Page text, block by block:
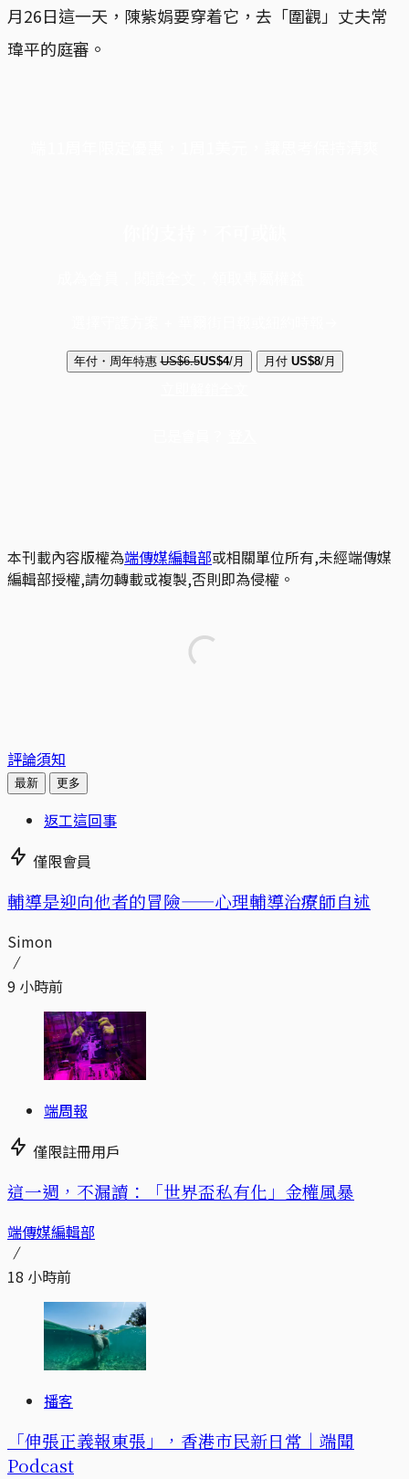
月26日這一天，陳紫娟要穿着它，去「圍觀」丈夫常
瑋平的庭審。
年付・周年特惠 US$6.5US$4/月 月付 US$8/月
本刊載內容版權為端傳媒編輯部或相關單位所有,未經端傳媒
編輯部授權,請勿轉載或複製,否則即為侵權。
評論須知
最新 更多
返工這回事
僅限會員
輔導是迎向他者的冒險——心理輔導治療師自述
Simon
9 小時前
端周報
僅限註冊用戶
這一週，不漏讀：「世界盃私有化」金權風暴
端傳媒編輯部
18 小時前
播客
「伸張正義報東張」，香港市民新日常｜端聞
Podcast